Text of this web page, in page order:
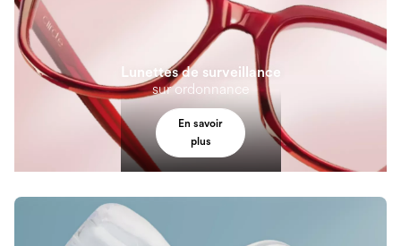
Lunettes de surveillance
sur ordonnance
En savoir
plus